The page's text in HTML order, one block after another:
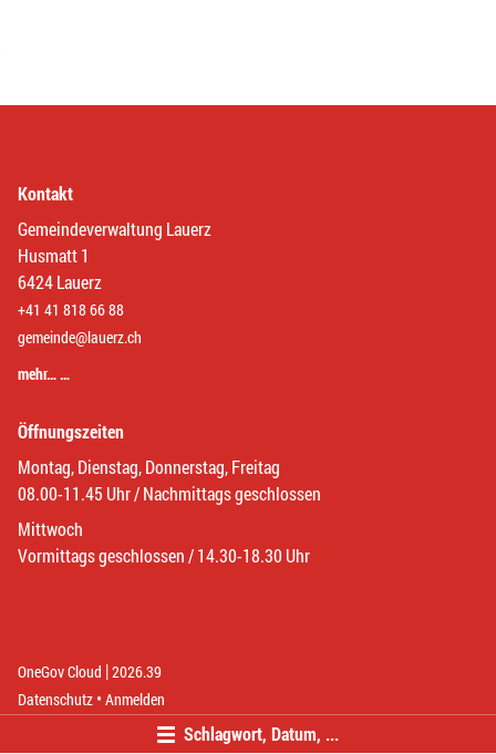
Schlagwort, Datum, ...
Kontakt
Gemeindeverwaltung Lauerz
Husmatt 1
6424 Lauerz
+41 41 818 66 88
gemeinde@lauerz.ch
mehr… …
Öffnungszeiten
Montag, Dienstag, Donnerstag, Freitag
08.00-11.45 Uhr / Nachmittags geschlossen
Mittwoch
Vormittags geschlossen / 14.30-18.30 Uhr
OneGov Cloud (External Link)
|2026.39
Datenschutz (External Link)
Anmelden